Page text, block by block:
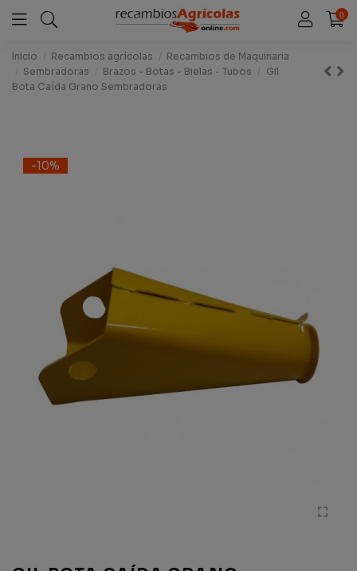
0
Inicio Recambios agrícolas
Recambios de Maquinaria
Sembradoras
Brazos - Botas - Bielas - Tubos
Gil
Bota Caída Grano Sembradoras
-10%